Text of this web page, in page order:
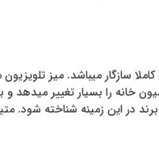
سازگار میباشد. میز
خانه را بسیار تغییر میدهد
در این زمینه شناخته شود.